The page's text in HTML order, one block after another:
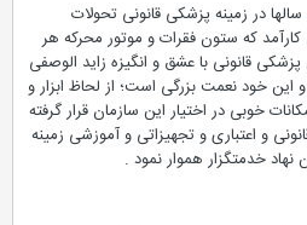
در زمینه پزشکی قانونی تحولات
که ستون فقرات و موتور محرکه هر
قانونی با عشق و انگیزه زاید الوصفی
خود نعمت بزرگی است؛ از لحاظ ابزار و
خوبی در اختیار این سازمان قرار گرفته
و اعتباری و تجهیزاتی و آموزشی زمینه
خدمتگزار هموار نمود .